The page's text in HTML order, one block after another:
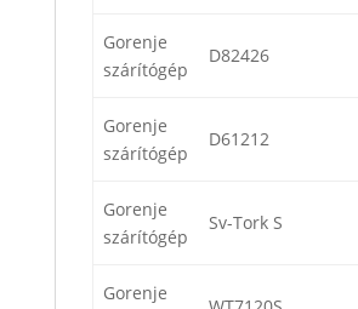
Gorenje
szárítógép
D82426
Gorenje
szárítógép
D61212
Gorenje
szárítógép
Sv-Tork S
Gorenje